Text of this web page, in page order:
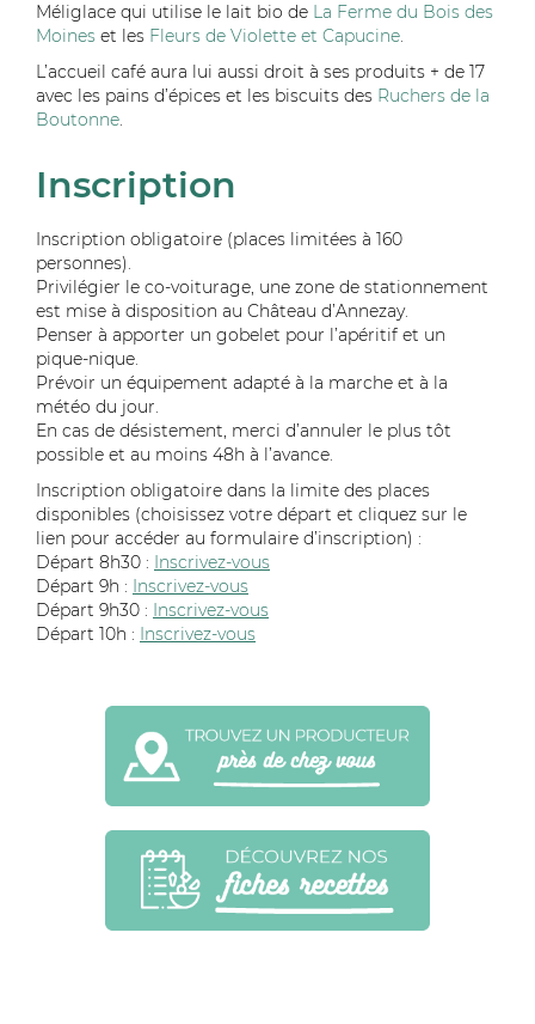
Méliglace qui utilise le lait bio de La Ferme du Bois des
Moines et les Fleurs de Violette et Capucine.
L’accueil café aura lui aussi droit à ses produits + de 17
avec les pains d’épices et les biscuits des Ruchers de la
Boutonne.
Inscription
Inscription obligatoire (places limitées à 160
personnes).
Privilégier le co-voiturage, une zone de stationnement
est mise à disposition au Château d’Annezay.
Penser à apporter un gobelet pour l’apéritif et un
pique-nique.
Prévoir un équipement adapté à la marche et à la
météo du jour.
En cas de désistement, merci d’annuler le plus tôt
possible et au moins 48h à l’avance.
Inscription obligatoire dans la limite des places
disponibles (choisissez votre départ et cliquez sur le
lien pour accéder au formulaire d’inscription) :
Départ 8h30 : Inscrivez-vous
Départ 9h : Inscrivez-vous
Départ 9h30 : Inscrivez-vous
Départ 10h : Inscrivez-vous